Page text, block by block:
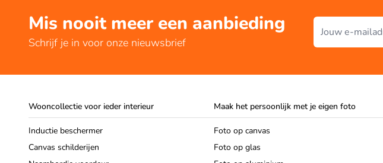
Mis nooit meer een aanbieding
Schrijf je in voor onze nieuwsbrief
E-mailadres
Wooncollectie voor ieder interieur
Inductie beschermer
Canvas schilderijen
Maak het persoonlijk met je eigen foto
Foto op canvas
Foto op glas